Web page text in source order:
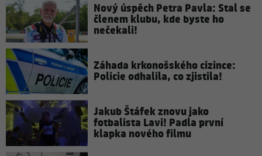
Nový úspěch Petra Pavla: Stal se
členem klubu, kde byste ho
nečekali!
Záhada krkonošského cizince:
Policie odhalila, co zjistila!
Jakub Štáfek znovu jako
fotbalista Lavi! Padla první
klapka nového filmu